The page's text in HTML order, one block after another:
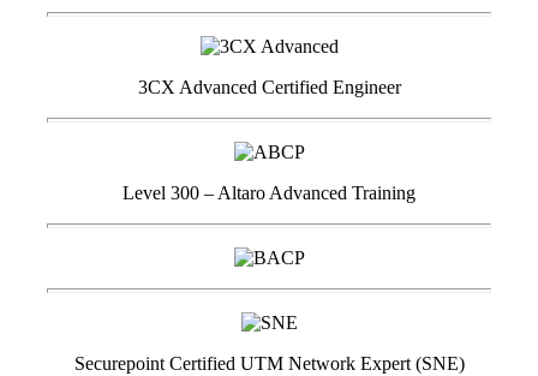
3CX Advanced Certified Engineer
Level 300 – Altaro Advanced Training
Securepoint Certified UTM Network Expert (SNE)